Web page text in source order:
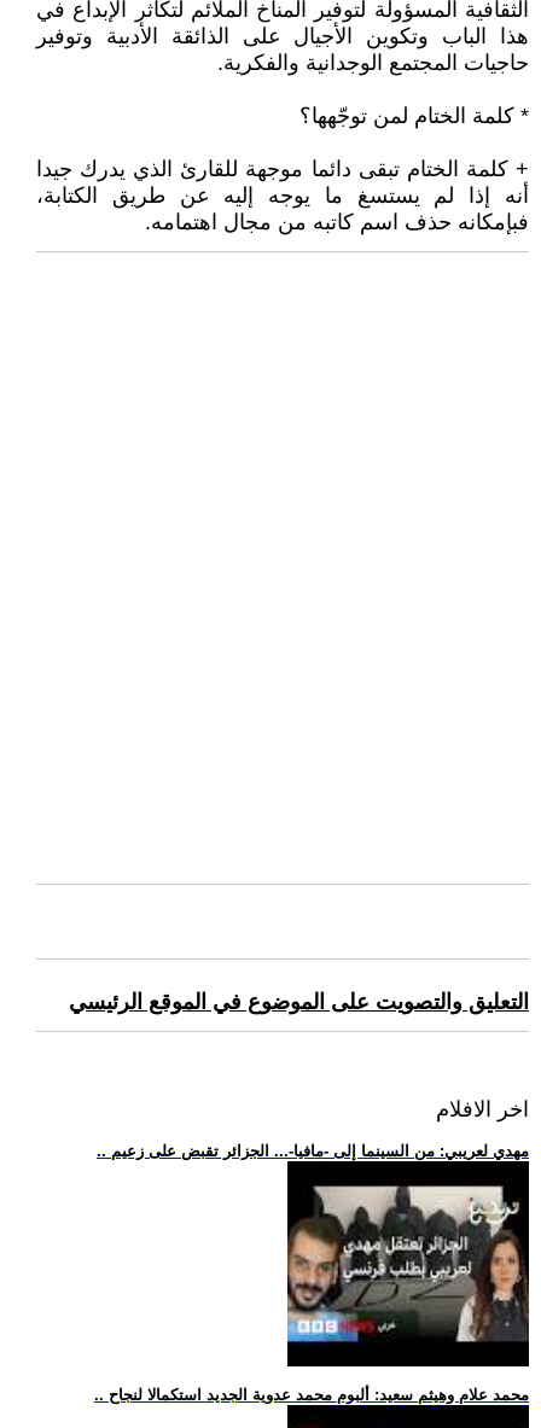
الثقافية المسؤولة لتوفير المناخ الملائم لتكاثر الإبداع في
هذا الباب وتكوين الأجيال على الذائقة الأدبية وتوفير
حاجيات المجتمع الوجدانية والفكرية.
* كلمة الختام لمن توجّهها؟
+ كلمة الختام تبقى دائما موجهة للقارئ الذي يدرك جيدا
أنه إذا لم يستسغ ما يوجه إليه عن طريق الكتابة،
فبإمكانه حذف اسم كاتبه من مجال اهتمامه.
التعليق والتصويت على الموضوع في الموقع الرئيسي
اخر الافلام
.. مهدي لعريبي: من السينما إلى -مافيا-... الجزائر تقبض على زعيم
.. محمد علام وهيثم سعيد: ألبوم محمد عدوية الجديد استكمالا لنجاح